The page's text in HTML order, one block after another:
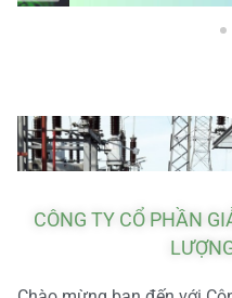
CÔNG TY CỔ PHẦN